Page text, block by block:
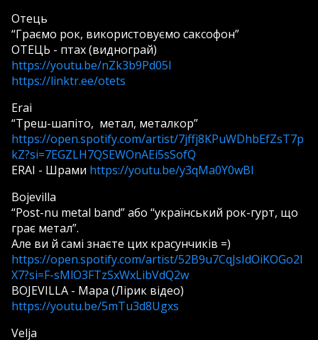
Отець
“Граємо рок, використовуємо саксофон”
ОТЕЦЬ - птах (виднограй)
https://youtu.be/nZk3b9Pd05I
https://linktr.ee/otets
Erai
“Треш-шапіто, метал, металкор”
https://open.spotify.com/artist/7jffj8KPuWDhbEfZsT7p
kZ?si=7EGZLH7QSEWOnAEi5sSofQ
ERAI - Шрами https://youtu.be/y3qMa0Y0wBI
Bojevilla
“Post-nu metal band” або “український рок-гурт, що
грає метал”.
Але ви й самі знаєте цих красунчиків =)
https://open.spotify.com/artist/52B9u7CqJsIdOiKOGo2l
X7?si=F-sMlO3FTzSxWxLibVdQ2w
BOJEVILLA - Мара (Лірик відео)
https://youtu.be/5mTu3d8Ugxs
Velja